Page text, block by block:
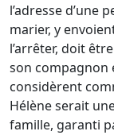
l’adresse d’une
marier, y
l’arrêter, doit
son compagnon
considèrent
Hélène serait
famille, garanti